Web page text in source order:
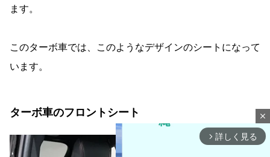
ます。
このターボ車では、このようなデザインのシートになって
います。
ターボ車のフロントシート close
arrow_forward_ios 詳しく見る